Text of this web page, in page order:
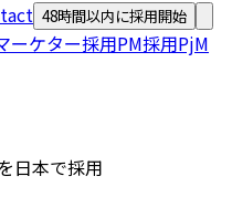
48時間以内に採用開始
ーケター採用PM採用PjM
日本で採用